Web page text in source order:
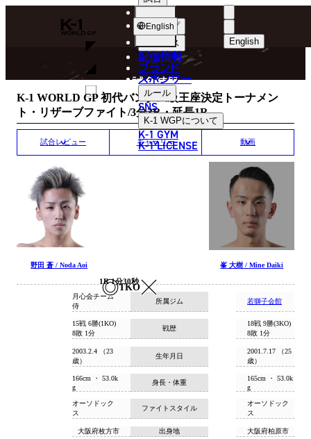
K-
WGP
English
中文（繁體
ショップ
ニュース
配信情報
ブランド
スポンサー
ルール
SNS
K-1 WGPについて
K-1 GYM
K-1 LICENSE
English
MATCH RESULT
試合結果
K-1 WORLD GP 初代バンタム級王座決定トーナメン
ト・リザーブファイト/3分3R・延長1R
試合レビュー ギャラリー 動画
野田 蒼 / Noda Aoi
TKO
1R 1分30秒
峯 大樹 / Mine Daiki
所属ジム
月心会チーム
侍
若獅子会館
戦歴
15戦 6勝(1KO)
8敗 1分
18戦 9勝(3KO)
8敗 1分
生年月日
2003.2.4 （23
歳）
2001.7.17 （25
歳）
身長・体重
166cm ・ 53.0k
g
165cm ・ 53.0k
g
ファイトスタイル
オーソドック
ス
オーソドック
ス
出身地
大阪府枚方市 大阪府柏原市